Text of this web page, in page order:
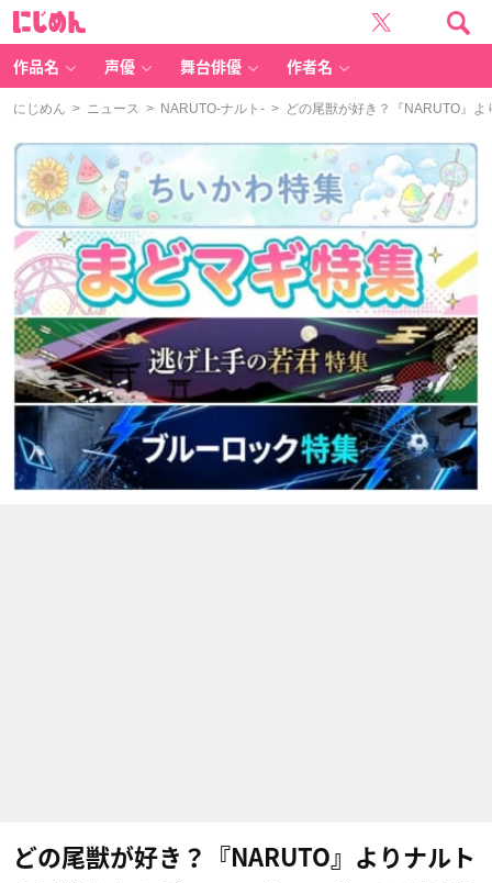
作品名 声優 舞台俳優 作者名
にじめん > ニュース > NARUTO-ナルト- > どの尾獣が好き？『NARUTO』よ
どの尾獣が好き？『NARUTO』よりナルト